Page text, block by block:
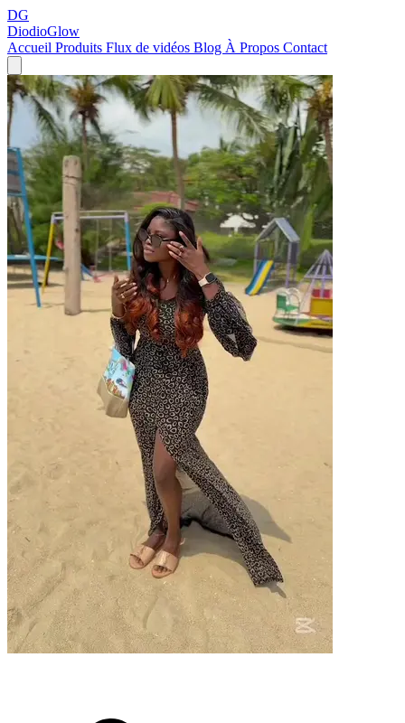
DG
DiodioGlow
Accueil Produits Flux de vidéos Blog À Propos Contact